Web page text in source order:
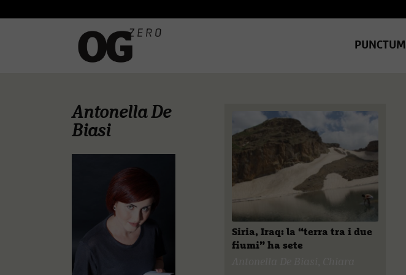
PUNCTUM
Antonella De
Biasi
Siria, Iraq: la “terra tra i due
fiumi” ha sete